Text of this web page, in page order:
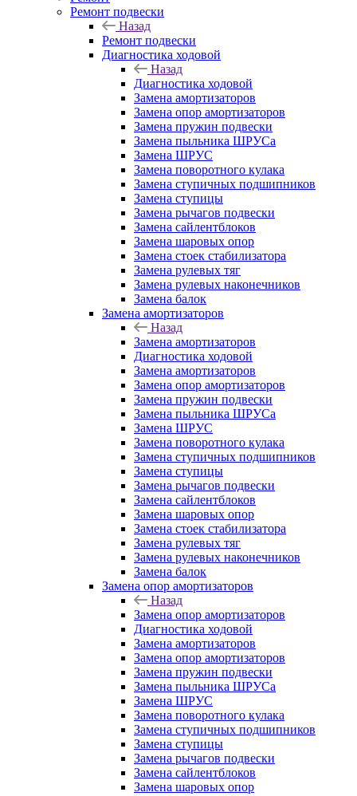
Ремонт подвески
Назад
Ремонт подвески
Диагностика ходовой
Назад
Диагностика ходовой
Замена амортизаторов
Замена опор амортизаторов
Замена пружин подвески
Замена пыльника ШРУСа
Замена ШРУС
Замена поворотного кулака
Замена ступичных подшипников
Замена ступицы
Замена рычагов подвески
Замена сайлентблоков
Замена шаровых опор
Замена стоек стабилизатора
Замена рулевых тяг
Замена рулевых наконечников
Замена балок
Замена амортизаторов
Назад
Замена амортизаторов
Диагностика ходовой
Замена амортизаторов
Замена опор амортизаторов
Замена пружин подвески
Замена пыльника ШРУСа
Замена ШРУС
Замена поворотного кулака
Замена ступичных подшипников
Замена ступицы
Замена рычагов подвески
Замена сайлентблоков
Замена шаровых опор
Замена стоек стабилизатора
Замена рулевых тяг
Замена рулевых наконечников
Замена балок
Замена опор амортизаторов
Назад
Замена опор амортизаторов
Диагностика ходовой
Замена амортизаторов
Замена опор амортизаторов
Замена пружин подвески
Замена пыльника ШРУСа
Замена ШРУС
Замена поворотного кулака
Замена ступичных подшипников
Замена ступицы
Замена рычагов подвески
Замена сайлентблоков
Замена шаровых опор